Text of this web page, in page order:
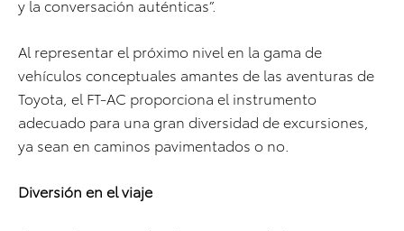
y la conversación auténticas”.
Al representar el próximo nivel en la gama de
vehículos conceptuales amantes de las aventuras de
Toyota, el FT-AC proporciona el instrumento
adecuado para una gran diversidad de excursiones,
ya sean en caminos pavimentados o no.
Diversión en el viaje